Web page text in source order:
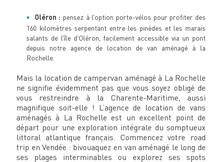
Oléron : pensez à l’option porte-vélos pour profiter des
160 kilomètres serpentant entre les pinèdes et les marais
salants de l’île d’Oléron, facilement accessible via un pont
depuis notre agence de location de van aménagé à la
Rochelle.
Mais la location de campervan aménagé à La Rochelle
ne signifie évidemment pas que vous soyez obligé de
vous restreindre à la Charente-Maritime, aussi
magnifique soit-elle ! L’agence de location de vans
aménagés à La Rochelle est un excellent point de
départ pour une exploration intégrale du somptueux
littoral atlantique français. Commencez votre road
trip en Vendée : bivouaquez en van aménagé le long de
ses plages interminables ou explorez ses spots